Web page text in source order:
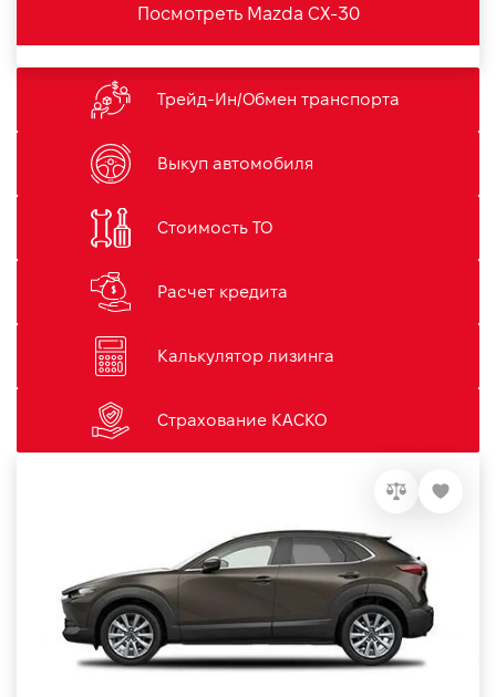
Посмотреть Mazda CX-30
Трейд-Ин/Обмен транспорта
Выкуп автомобиля
Стоимость ТО
Расчет кредита
Калькулятор лизинга
Страхование КАСКО